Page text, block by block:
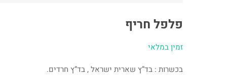
פלפל חריף
זמין במלאי
בכשרות : בד”ץ שארית ישראל , בד”ץ חרדים.